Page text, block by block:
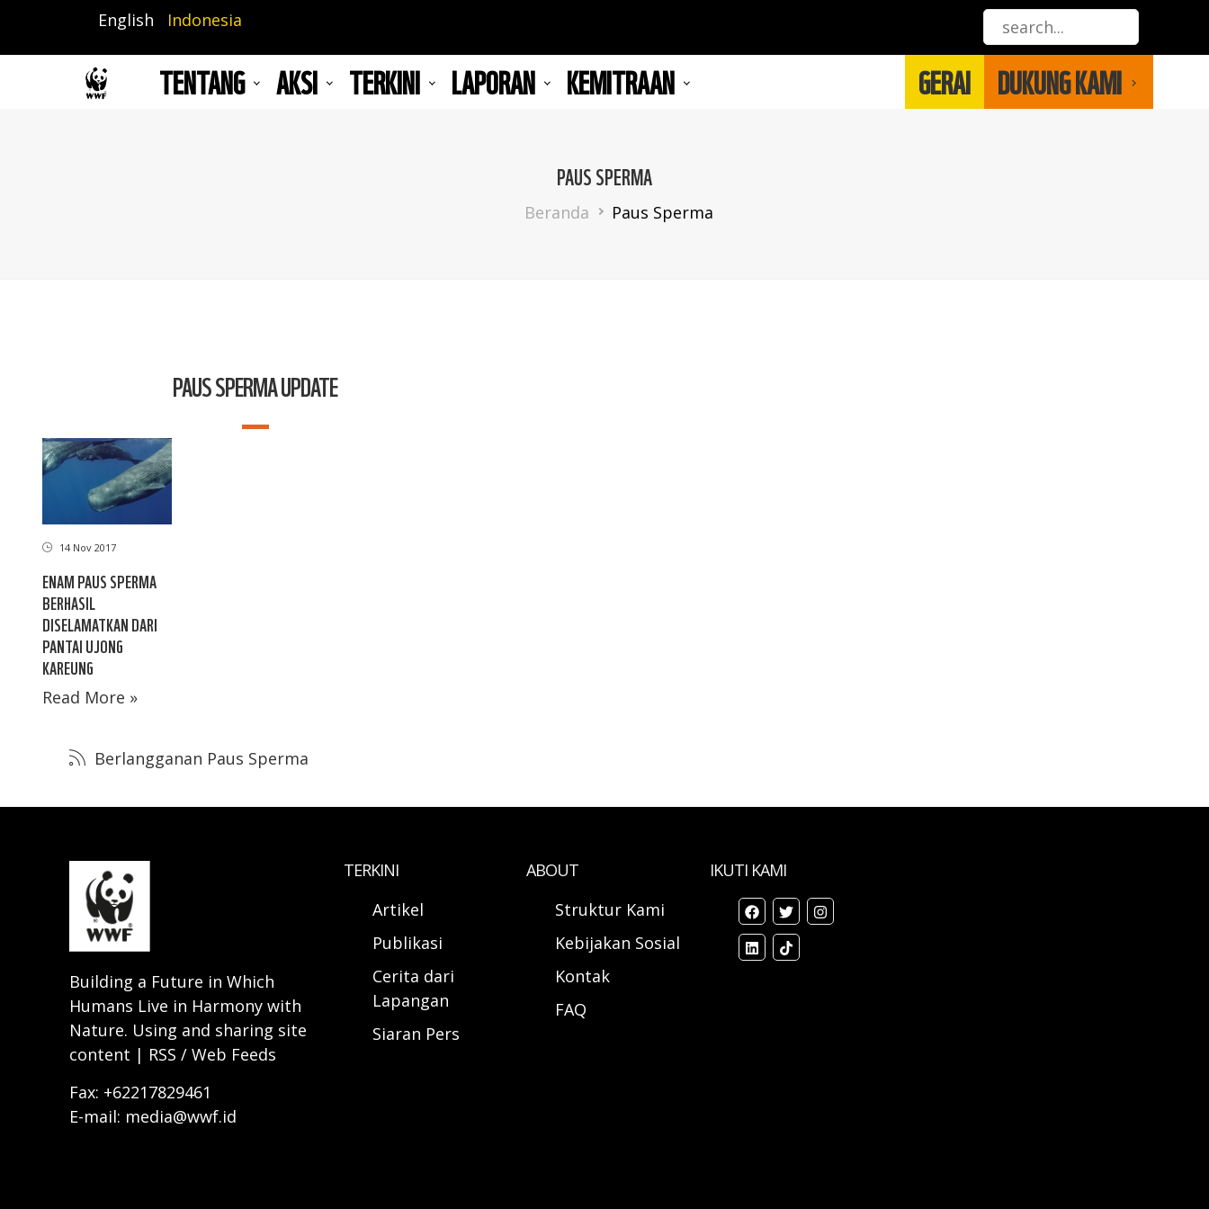
isi
English Indonesia
TENTANG AKSI TERKINI LAPORAN KEMITRAAN GERAI DUKUNG KAMI
PAUS SPERMA
Breadcrumb
Beranda Paus Sperma
PAUS SPERMA UPDATE
14 Nov 2017
ENAM PAUS SPERMA
BERHASIL
DISELAMATKAN DARI
PANTAI UJONG
KAREUNG
Read More »
Berlangganan Paus Sperma
Building a Future in Which
Humans Live in Harmony with
Nature. Using and sharing site
content | RSS / Web Feeds
Fax: +62217829461
E-mail: media@wwf.id
TERKINI
Artikel
Publikasi
Cerita dari
Lapangan
Siaran Pers
ABOUT
Struktur Kami
Kebijakan Sosial
Kontak
FAQ
IKUTI KAMI